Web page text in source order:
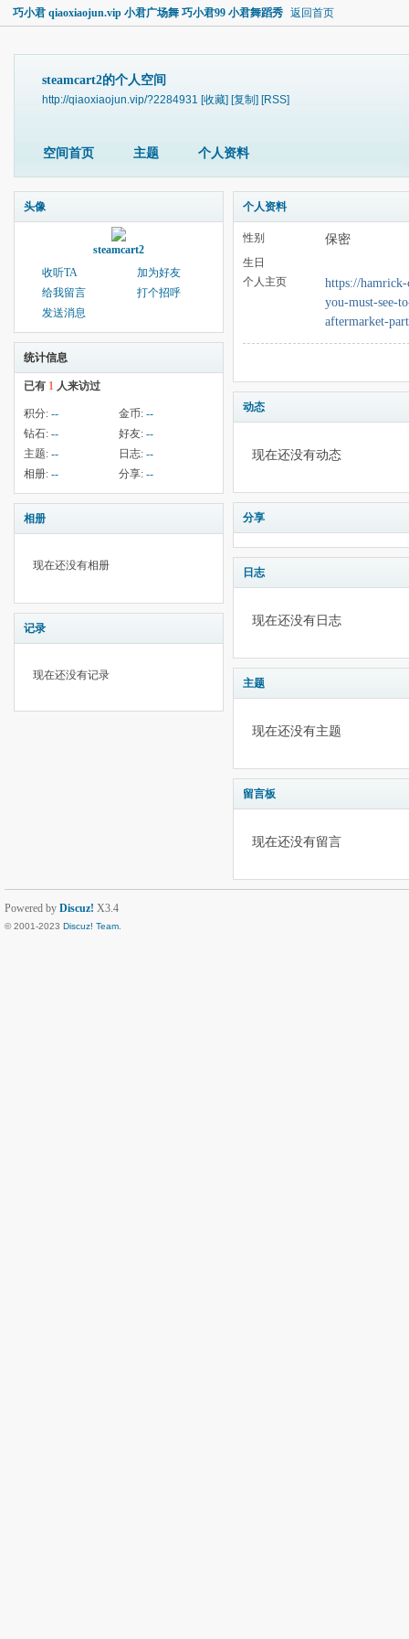
巧小君 qiaoxiaojun.vip 小君广场舞 巧小君99 小君舞蹈秀 返回首页
steamcart2的个人空间
http://qiaoxiaojun.vip/?2284931 [收藏] [复制] [RSS]
空间首页 主题 个人资料
头像
steamcart2
收听TA
加为好友
给我留言
打个招呼
发送消息
统计信息
已有 1 人来访过
积分: -- 金币: --
钻石: -- 好友: --
主题: -- 日志: --
相册: -- 分享: --
相册
现在还没有相册
记录
现在还没有记录
个人资料
性别 保密
生日
个人主页
https://
you-must-see-
aftermarket-
动态
现在还没有动态
分享
日志
现在还没有日志
主题
现在还没有主题
留言板
现在还没有留言
Powered by Discuz! X3.4
© 2001-2023 Discuz! Team